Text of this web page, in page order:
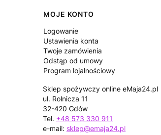
Linki w stopce
MOJE KONTO
Logowanie
Ustawienia konta
Twoje zamówienia
Odstąp od umowy
Program lojalnościowy
Sklep spożywczy online eMaja24.pl
ul. Rolnicza 11
32-420 Gdów
Tel. +48 573 330 911
e-mail: sklep@emaja24.pl